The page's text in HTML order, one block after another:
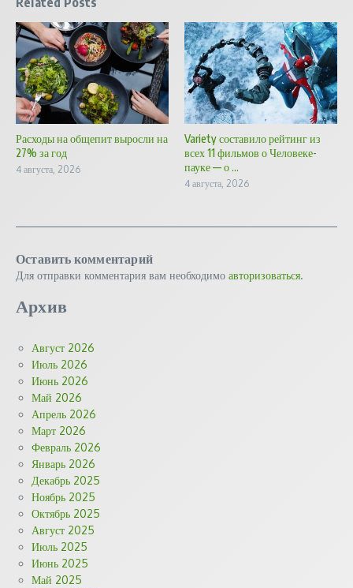
Расходы на общепит выросли на
27% за год
4 августа, 2026
Variety составило рейтинг из
всех 11 фильмов о Человеке-
пауке — о ...
4 августа, 2026
Оставить комментарий
Для отправки комментария вам необходимо авторизоваться.
Архив
Август 2026
Июль 2026
Июнь 2026
Май 2026
Апрель 2026
Март 2026
Февраль 2026
Январь 2026
Декабрь 2025
Ноябрь 2025
Октябрь 2025
Август 2025
Июль 2025
Июнь 2025
Май 2025